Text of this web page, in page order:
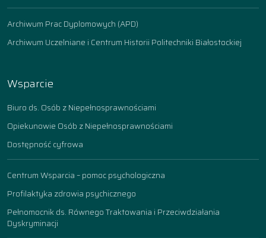
Archiwum Prac Dyplomowych (APD)
Archiwum Uczelniane i Centrum Historii Politechniki Białostockiej
Wsparcie
Biuro ds. Osób z Niepełnosprawnościami
Opiekunowie Osób z Niepełnosprawnościami
Dostępność cyfrowa
Centrum Wsparcia – pomoc psychologiczna
Profilaktyka zdrowia psychicznego
Pełnomocnik ds. Równego Traktowania i Przeciwdziałania
Dyskryminacji